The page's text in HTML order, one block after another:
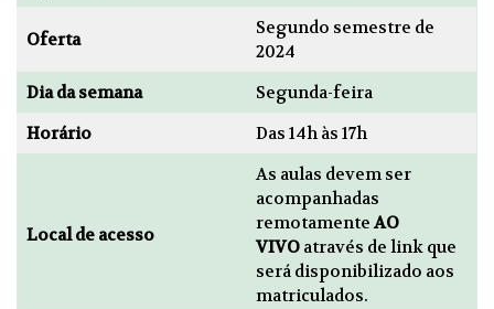
Oferta
Segundo semestre de
2024
Dia da semana
Segunda-feira
Horário
Das 14h às 17h
Local de acesso
As aulas devem ser
acompanhadas
remotamenteAO
VIVOatravés de link que
será disponibilizado aos
matriculados.